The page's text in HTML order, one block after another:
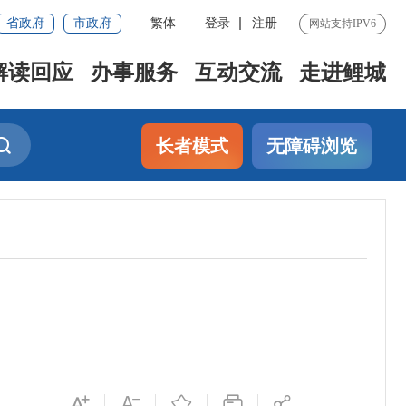
省政府 市政府 繁体 登录 注册 网站支持IPV6
读回应 办事服务 互动交流 走进鲤城
长者模式 无障碍浏览